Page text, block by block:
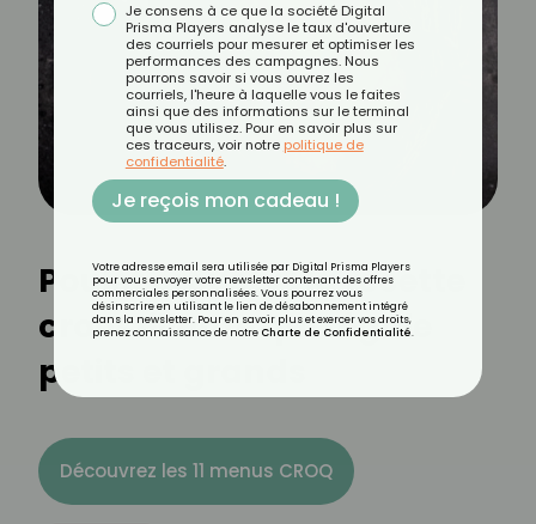
Poulet crousty : la recette
croustillante qui régale
petits et grands
Découvrez les 11 menus CROQ
Je consens à ce que la société Digital
Prisma Players analyse le taux d'ouverture
des courriels pour mesurer et optimiser les
performances des campagnes. Nous
pourrons savoir si vous ouvrez les
courriels, l'heure à laquelle vous le faites
ainsi que des informations sur le terminal
que vous utilisez. Pour en savoir plus sur
ces traceurs, voir notre politique de
confidentialité.
Je reçois mon cadeau !
Votre adresse email sera utilisée par Digital Prisma Players
pour vous envoyer votre newsletter contenant des offres
commerciales personnalisées. Vous pourrez vous
désinscrire en utilisant le lien de désabonnement intégré
dans la newsletter. Pour en savoir plus et exercer vos droits,
prenez connaissance de notre Charte de Confidentialité.